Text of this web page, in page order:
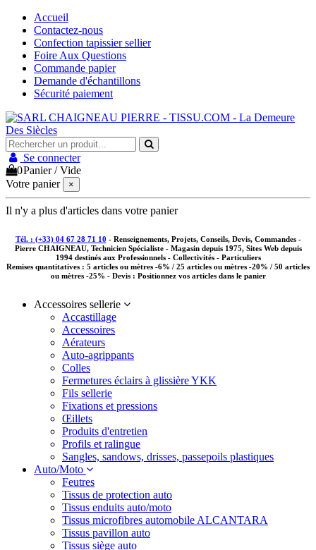
Accueil
Contactez-nous
Confection tapissier sellier
Foire Aux Questions
Commande papier
Demande d'échantillons
Sécurité paiement
Se connecter
0Panier /Vide
Votre panier
×
Il n'y a plus d'articles dans votre panier
Tél. : (+33) 04 67 28 71 10 - Renseignements, Projets, Conseils, Devis, Commandes -
Pierre CHAIGNEAU, Technicien Spécialiste - Magasin depuis 1975, Sites Web depuis
1994 destinés aux Professionnels - Collectivités - Particuliers
Remises quantitatives : 5 articles ou mètres -6% / 25 articles ou mètres -20% / 50 articles
ou mètres -25% - Devis : Positionnez vos articles dans le panier
Accessoires sellerie
Accastillage
Accessoires
Aérateurs
Auto-agrippants
Colles
Fermetures éclairs à glissière YKK
Fils sellerie
Fixations et pressions
Œillets
Produits d'entretien
Profils et ralingue
Sangles, sandows, drisses, passepoils plastiques
Auto/Moto
Feutres
Tissus de protection auto
Tissus enduits auto/moto
Tissus microfibres automobile ALCANTARA
Tissus pavillon auto
Tissus siège auto